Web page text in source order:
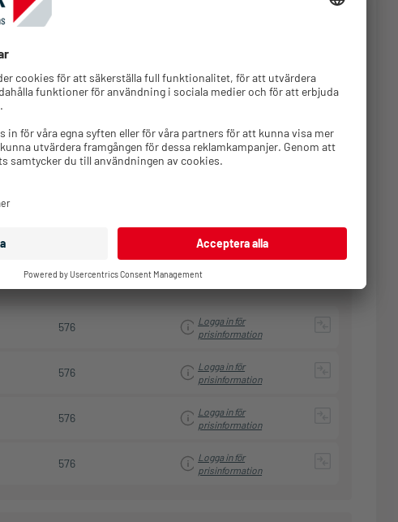
576
Logga in för
prisinformation
Logga in för
prisinformation
576
Logga in för
prisinformation
576
Logga in för
prisinformation
576
Logga in för
prisinformation
576
Logga in för
prisinformation